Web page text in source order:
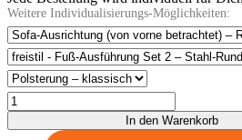
Weitere Individualisierungs-Möglichkeiten:
freistil
170
Ecksofa
In den Warenkorb